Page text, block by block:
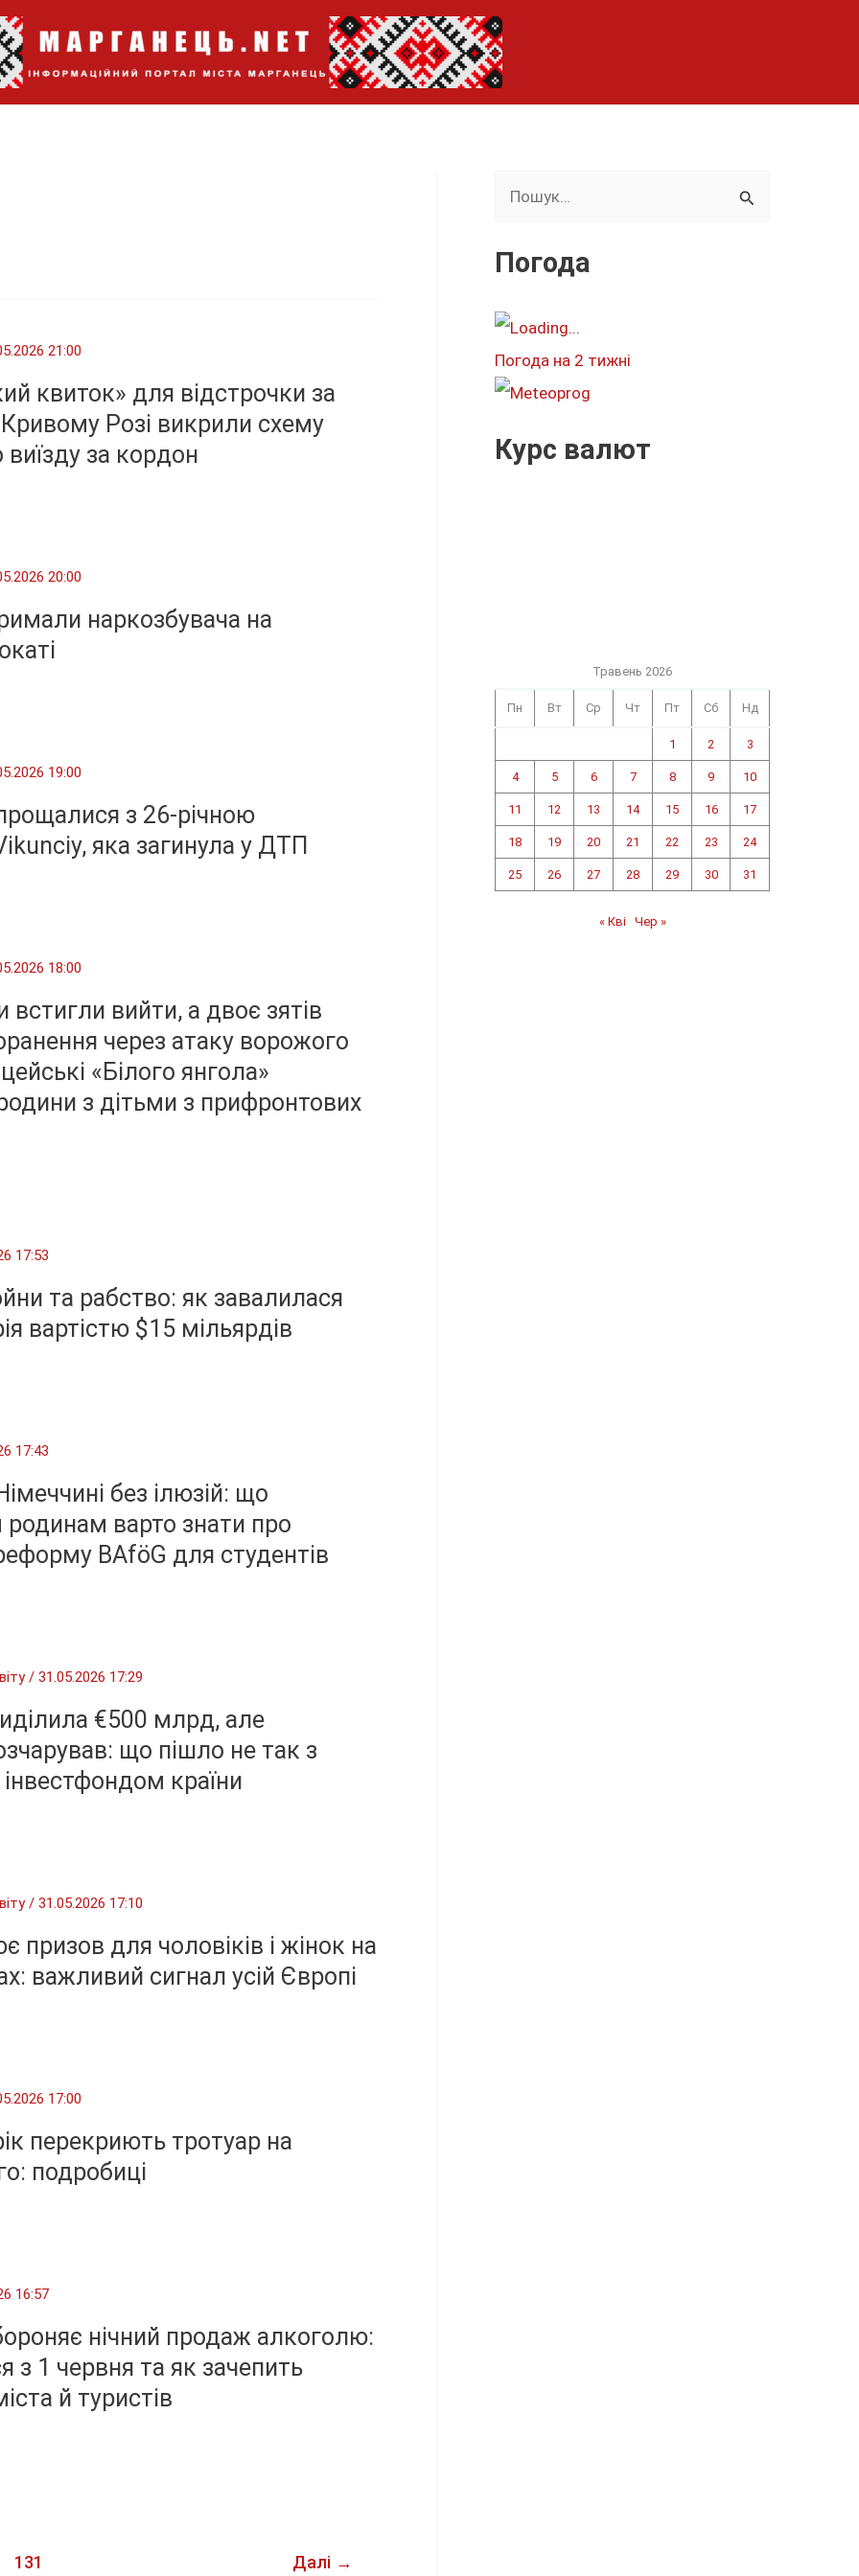
21:00
квиток» для відстрочки за
Розі викрили схему
виїзду за кордон
20:00
наркозбувача на
19:00
з 26-річною
яка загинула у ДТП
18:00
встигли вийти, а двоє зятів
через атаку ворожого
«Білого янгола»
з дітьми з прифронтових
17:53
та рабство: як завалилася
вартістю $15 мільярдів
17:43
без ілюзій: що
родинам варто знати про
BAföG для студентів
/31.05.2026 17:29
€500 млрд, але
що пішло не так з
країни
/31.05.2026 17:10
призов для чоловіків і жінок на
важливий сигнал усій Європі
17:00
перекриють тротуар на
подробиці
16:57
нічний продаж алкоголю:
з 1 червня та як зачепить
й туристів
131 Далі →
к
т
:
Погода
Погода на 2 тижні
Курс валют
Травень 2026
Пн Вт Ср Чт Пт Сб Нд
1 2 3
4 5 6 7 8 9 10
11 12 13 14 15 16 17
18 19 20 21 22 23 24
25 26 27 28 29 30 31
« Кві Чер »